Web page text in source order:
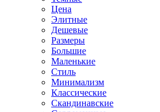
Цена
Элитные
Дешевые
Размеры
Большие
Маленькие
Стиль
Минимализм
Классические
Скандинавские